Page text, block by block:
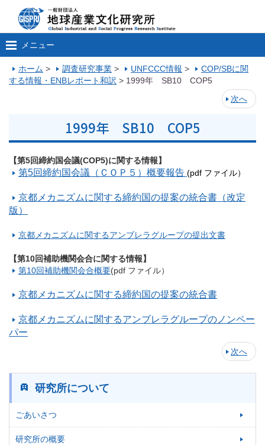
メニュー
ホーム > 調査研究事業 > UNFCCC情報 >
COP/SBに関
する情報・ENBレポート和訳 > 1999年 SB10 COP5
次へ
1999年 SB10 COP5
【第5回締約国会議(COP5)に関する情報】
第5回締約国会議（ＣＯＰ５）概要報告 (pdf ファイル）
京都メカニズムに関する締約国の提案の統合書（改定
版）
京都メカニズムに関するアンブレラグループの提出文書
【第10回補助機関会合に関する情報】
第10回補助機関会合概要(pdf ファイル）
京都メカニズムに関する締約国の提案の統合書
京都メカニズムに関するアンブレラグループのノンペー
パー
次へ
研究所について
ごあいさつ
研究所の概要